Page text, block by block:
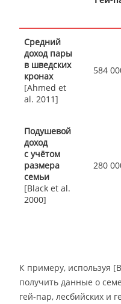
Средний
доход пары
в шведских
кронах
[Ahmed et
al. 2011]
584
Подушевой
доход
с учётом
размера
семьи
[Black et al.
2000]
280
К примеру, используя
получить данные о
гей-пар, лесбийских и